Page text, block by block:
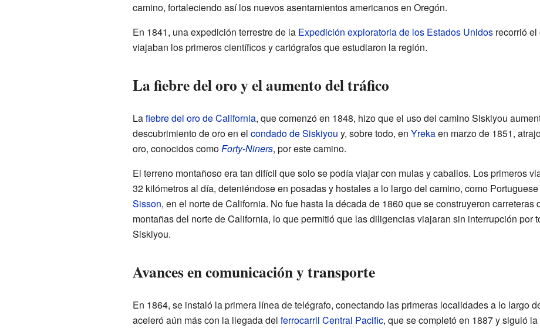
camino, fortaleciendo así los nuevos asentamientos americanos en Oregón.
En 1841, una expedición terrestre de la Expedición exploratoria de los Estados Unidosrecorrió el
viajaban los primeros científicos y cartógrafos que estudiaron la región.
La fiebre del oro y el aumento del tráfico
Lafiebre del oro de California, que comenzó en 1848, hizo que el uso del camino Siskiyou
descubrimiento de oro en el condado de Siskiyou y, sobre todo, en Yrekaen marzo de 1851,
oro, conocidos comoForty-Niners, por este camino.
El terreno montañoso era tan difícil que solo se podía viajar con mulas y caballos. Los primeros
32 kilómetros al día, deteniéndose en posadas y hostales a lo largo del camino, como
Sisson, en el norte de California. No fue hasta la década de 1860 que se construyeron carreteras
montañas del norte de California, lo que permitió que las diligencias viajaran sin interrupción por
Siskiyou.
Avances en comunicación y transporte
En 1864, se instaló la primera línea de telégrafo, conectando las primeras localidades a lo largo
aceleró aún más con la llegada del ferrocarril Central Pacific, que se completó en 1887 y siguió